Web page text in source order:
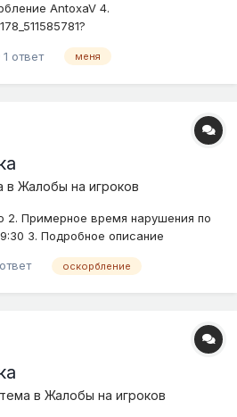
AntoxaV 4.
1 ответ меня
в Жалобы на игроков
2. Примерное время нарушения по
3. Подробное описание
видео)оскорбление
в Жалобы на игроков